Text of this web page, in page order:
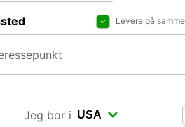
Levere på
Jeg bor i